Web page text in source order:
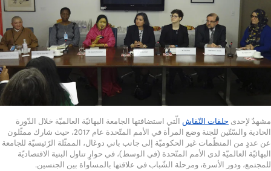
مشهدٌ لإحدى حلقات النّقاش الّتي استضافتها الجامعة البهائيّة العالميّة خلال الدّورة
الحادية والسّتّين للجنة وضع المرأة في الأمم المتّحدة عام 2017، حيث شارك ممثّلون
عن عددٍ من المنظّمات غير الحكوميّة إلى جانب باني دوغال، الممثّلة الرّئيسيّة للجامعة
البهائيّة العالميّة لدى الأمم المتّحدة (في الوسط)، في حوارٍ تناول البنية الاقتصاديّة
للمجتمع، ودور الأسرة، ومرحلة الشّباب في علاقتها بالمساواة بين الجنسين.